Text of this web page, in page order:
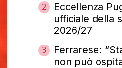
2
Eccellenza
ufficiale della
2026/27
3
Ferrarese:
non può